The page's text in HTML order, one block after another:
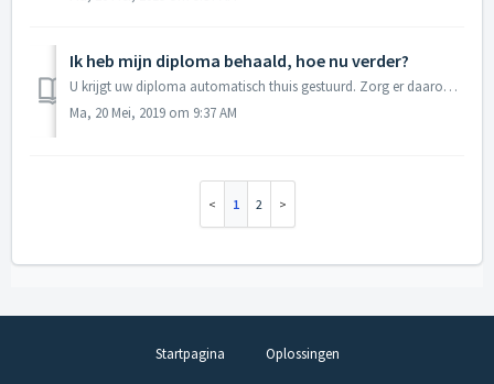
Ik heb mijn diploma behaald, hoe nu verder?
U krijgt uw diploma automatisch thuis gestuurd. Zorg er daarom voor dat uw adresgegevens altijd up to date zijn. Indien u het diploma of certificaat niet bi...
Ma, 20 Mei, 2019 om 9:37 AM
1 2
Startpagina Oplossingen